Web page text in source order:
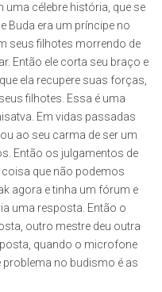
célebre história, que se
Buda era um príncipe no
seus filhotes morrendo de
Então ele corta seu braço e
ela recupere suas forças,
filhotes. Essa é uma
Em vidas passadas
ao seu carma de ser um
Então os julgamentos de
que não podemos
agora e tinha um fórum e
uma resposta. Então o
outro mestre deu outra
quando o microfone
problema no budismo é as